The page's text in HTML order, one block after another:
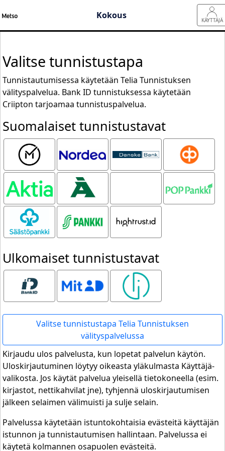
KÄYTTÄJÄ
Kokous
Valitse tunnistustapa
Tunnistautumisessa käytetään Telia Tunnistuksen
välityspalvelua. Bank ID tunnistuksessa käytetään
Criipton tarjoamaa tunnistuspalvelua.
Suomalaiset tunnistustavat
Mobiilivarmenne
Bank
OP
Aktia Ålandsbanken
Säästöpankki S-pankki
Ulkomaiset tunnistustavat
Bank ID MitID Smart ID
Valitse tunnistustapa Telia Tunnistuksen
välityspalvelussa
Kirjaudu ulos palvelusta, kun lopetat palvelun käytön.
Uloskirjautuminen löytyy oikeasta yläkulmasta Käyttäjä-
valikosta. Jos käytät palvelua yleisellä tietokoneella (esim.
kirjastot, nettikahvilat jne), tyhjennä uloskirjautumisen
jälkeen selaimen välimuisti ja sulje selain.
Palvelussa käytetään istuntokohtaisia evästeitä käyttäjän
istunnon ja tunnistautumisen hallintaan. Palvelussa ei
käytetä kolmannen osapuolen evästeitä.